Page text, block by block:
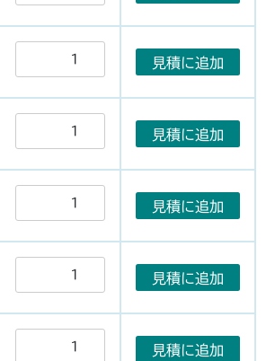
見積に追加
見積に追加
見積に追加
見積に追加
見積に追加